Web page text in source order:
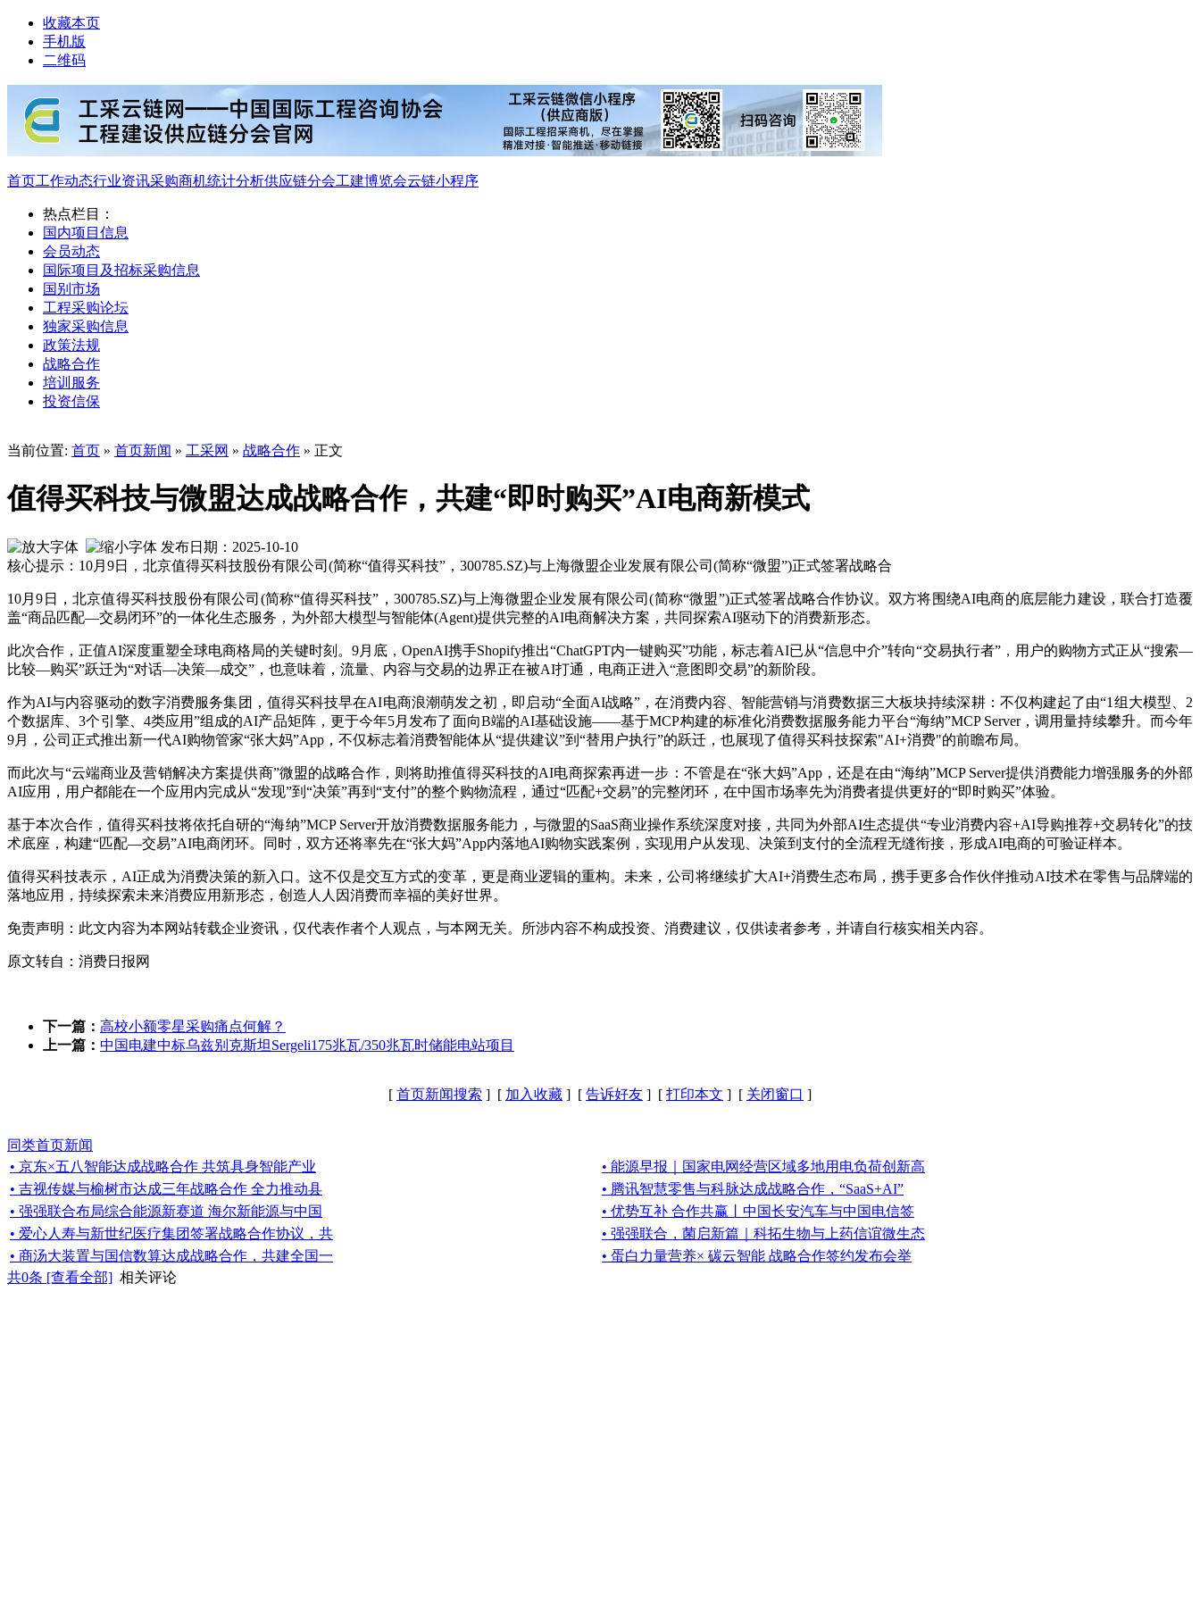
收藏本页
手机版
二维码
首页工作动态行业资讯采购商机统计分析供应链分会工建博览会云链小程序
热点栏目：
国内项目信息
会员动态
国际项目及招标采购信息
国别市场
工程采购论坛
独家采购信息
政策法规
战略合作
培训服务
投资信保
当前位置: 首页 » 首页新闻 » 工采网 » 战略合作 » 正文
值得买科技与微盟达成战略合作，共建“即时购买”AI电商新模式
发布日期：2025-10-10
核心提示：10月9日，北京值得买科技股份有限公司(简称“值得买科技”，300785.SZ)与上海微盟企业发展有限公司(简称“微盟”)正式签署战略合
10月9日，北京值得买科技股份有限公司(简称“值得买科技”，300785.SZ)与上海微盟企业发展有限公司(简称“微盟”)正式签署战略合作协议。双方将围绕AI电商的底层能力建设，联合打造覆
盖“商品匹配—交易闭环”的一体化生态服务，为外部大模型与智能体(Agent)提供完整的AI电商解决方案，共同探索AI驱动下的消费新形态。
此次合作，正值AI深度重塑全球电商格局的关键时刻。9月底，OpenAI携手Shopify推出“ChatGPT内一键购买”功能，标志着AI已从“信息中介”转向“交易执行者”，用户的购物方式正从“搜索—
比较—购买”跃迁为“对话—决策—成交”，也意味着，流量、内容与交易的边界正在被AI打通，电商正进入“意图即交易”的新阶段。
作为AI与内容驱动的数字消费服务集团，值得买科技早在AI电商浪潮萌发之初，即启动“全面AI战略”，在消费内容、智能营销与消费数据三大板块持续深耕：不仅构建起了由“1组大模型、2
个数据库、3个引擎、4类应用”组成的AI产品矩阵，更于今年5月发布了面向B端的AI基础设施——基于MCP构建的标准化消费数据服务能力平台“海纳”MCP Server，调用量持续攀升。而今年
9月，公司正式推出新一代AI购物管家“张大妈”App，不仅标志着消费智能体从“提供建议”到“替用户执行”的跃迁，也展现了值得买科技探索"AI+消费"的前瞻布局。
而此次与“云端商业及营销解决方案提供商”微盟的战略合作，则将助推值得买科技的AI电商探索再进一步：不管是在“张大妈”App，还是在由“海纳”MCP Server提供消费能力增强服务的外部
AI应用，用户都能在一个应用内完成从“发现”到“决策”再到“支付”的整个购物流程，通过“匹配+交易”的完整闭环，在中国市场率先为消费者提供更好的“即时购买”体验。
基于本次合作，值得买科技将依托自研的“海纳”MCP Server开放消费数据服务能力，与微盟的SaaS商业操作系统深度对接，共同为外部AI生态提供“专业消费内容+AI导购推荐+交易转化”的技
术底座，构建“匹配—交易”AI电商闭环。同时，双方还将率先在“张大妈”App内落地AI购物实践案例，实现用户从发现、决策到支付的全流程无缝衔接，形成AI电商的可验证样本。
值得买科技表示，AI正成为消费决策的新入口。这不仅是交互方式的变革，更是商业逻辑的重构。未来，公司将继续扩大AI+消费生态布局，携手更多合作伙伴推动AI技术在零售与品牌端的
落地应用，持续探索未来消费应用新形态，创造人人因消费而幸福的美好世界。
免责声明：此文内容为本网站转载企业资讯，仅代表作者个人观点，与本网无关。所涉内容不构成投资、消费建议，仅供读者参考，并请自行核实相关内容。
原文转自：消费日报网
下一篇： 高校小额零星采购痛点何解？
上一篇： 中国电建中标乌兹别克斯坦Sergeli175兆瓦/350兆瓦时储能电站项目
[ 首页新闻搜索 ] [ 加入收藏 ] [ 告诉好友 ] [ 打印本文 ] [ 关闭窗口 ]
同类首页新闻
• 京东×五八智能达成战略合作 共筑具身智能产业
• 能源早报｜国家电网经营区域多地用电负荷创新高
• 吉视传媒与榆树市达成三年战略合作 全力推动县
• 腾讯智慧零售与科脉达成战略合作，“SaaS+AI”
• 强强联合布局综合能源新赛道 海尔新能源与中国
• 优势互补 合作共赢丨中国长安汽车与中国电信签
• 爱心人寿与新世纪医疗集团签署战略合作协议，共
• 强强联合，菌启新篇｜科拓生物与上药信谊微生态
• 商汤大装置与国信数算达成战略合作，共建全国一
• 蛋白力量营养× 碳云智能 战略合作签约发布会举
共0条 [查看全部] 相关评论